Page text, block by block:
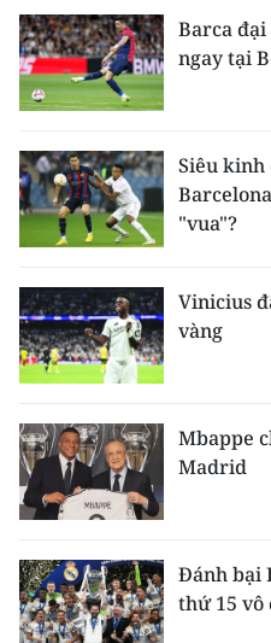
Media Xã hội
Media Pháp luật
Media Du lịch
Media Thế giới
Media Giáo dục
Media Y tế
Media Khoa học - Công
Media Môi trường
Infographic
Barca
ngay tại
Siêu kinh
"vua"?
Vinicius
vàng
Mbappe
Madrid
Đánh bại
thứ 15 vô